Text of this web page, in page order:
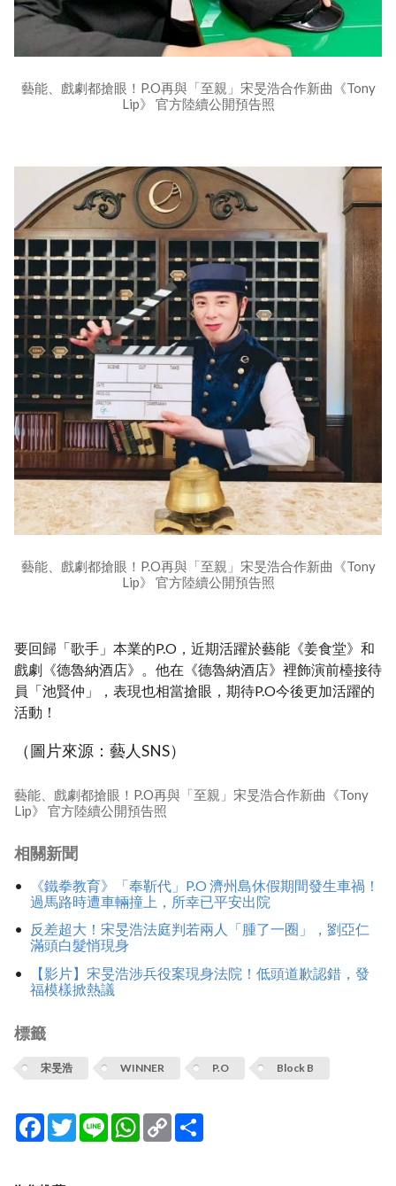
藝能、戲劇都搶眼！P.O再與「至親」宋旻浩合作新曲《Tony
Lip》 官方陸續公開預告照
藝能、戲劇都搶眼！P.O再與「至親」宋旻浩合作新曲《Tony
Lip》 官方陸續公開預告照
要回歸「歌手」本業的P.O，近期活躍於藝能《姜食堂》和
戲劇《德魯納酒店》。他在《德魯納酒店》裡飾演前檯接待
員「池賢仲」，表現也相當搶眼，期待P.O今後更加活躍的
活動！
（圖片來源：藝人SNS）
藝能、戲劇都搶眼！P.O再與「至親」宋旻浩合作新曲《Tony
Lip》 官方陸續公開預告照
相關新聞
《鐵拳教育》「奉靳代」P.O 濟州島休假期間發生車禍！
過馬路時遭車輛撞上，所幸已平安出院
反差超大！宋旻浩法庭判若兩人「腫了一圈」，劉亞仁
滿頭白髮悄現身
【影片】宋旻浩涉兵役案現身法院！低頭道歉認錯，發
福模樣掀熱議
標籤
宋旻浩 WINNER P.O Block B
Facebook
TwitterLine WhatsApp
Copy
Link